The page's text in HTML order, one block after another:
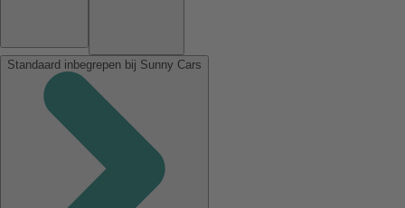
Standaard inbegrepen bij Sunny Cars